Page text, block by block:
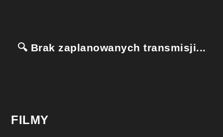
🔍 Brak zaplanowanych transmisji...
FILMY